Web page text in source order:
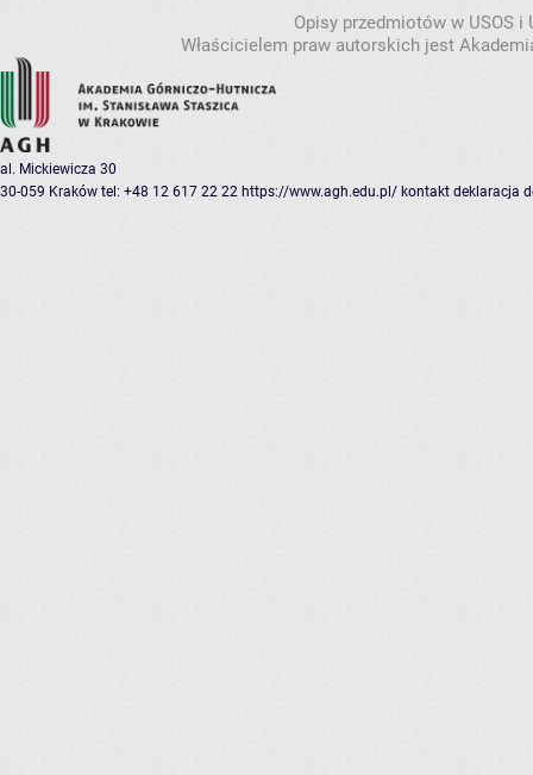
Opisy przedmiotów w USOS
Właścicielem praw autorskich jest
al. Mickiewicza 30
30-059 Kraków tel: +48 12 617 22 22 https://www.agh.edu.pl/ kontakt deklaracja